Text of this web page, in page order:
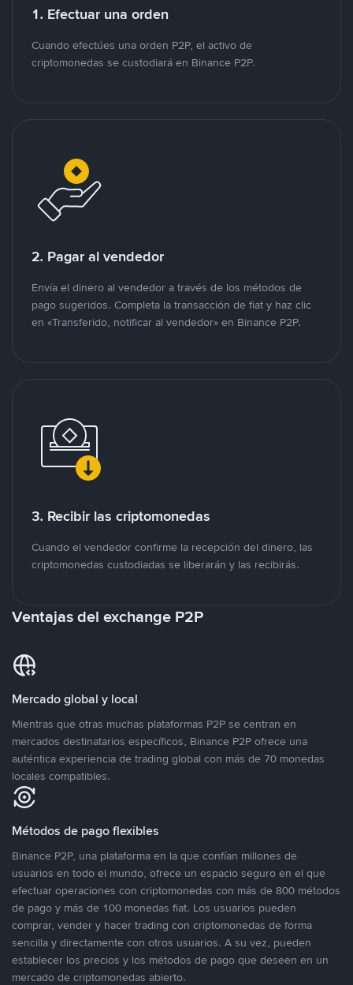
1. Efectuar una orden
Cuando efectúes una orden P2P, el activo de
criptomonedas se custodiará en Binance P2P.
2. Pagar al vendedor
Envía el dinero al vendedor a través de los métodos de
pago sugeridos. Completa la transacción de fiat y haz clic
en «Transferido, notificar al vendedor» en Binance P2P.
3. Recibir las criptomonedas
Cuando el vendedor confirme la recepción del dinero, las
criptomonedas custodiadas se liberarán y las recibirás.
Ventajas del exchange P2P
Mercado global y local
Mientras que otras muchas plataformas P2P se centran en
mercados destinatarios específicos, Binance P2P ofrece una
auténtica experiencia de trading global con más de 70 monedas
locales compatibles.
Métodos de pago flexibles
Binance P2P, una plataforma en la que confían millones de
usuarios en todo el mundo, ofrece un espacio seguro en el que
efectuar operaciones con criptomonedas con más de 800 métodos
de pago y más de 100 monedas fiat. Los usuarios pueden
comprar, vender y hacer trading con criptomonedas de forma
sencilla y directamente con otros usuarios. A su vez, pueden
establecer los precios y los métodos de pago que deseen en un
mercado de criptomonedas abierto.